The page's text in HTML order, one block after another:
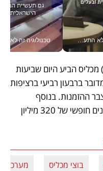
אין שעה שלא התעסקתי במשבר - טל אלכסנדרוביץ’ שגב מנהלת משברים תקשורתיים מכל מקום עם ה- Galaxy Z Fold8 Ultra שלה_v
בוצי מכליס מערכות